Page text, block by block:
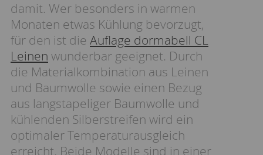
damit. Wer besonders in warmen
Monaten etwas Kühlung bevorzugt,
für den ist die Auflage dormabell CL
Leinen wunderbar geeignet. Durch
die Materialkombination aus Leinen
und Baumwolle sowie einen Bezug
aus langstapeliger Baumwolle und
kühlenden Silberstreifen wird ein
optimaler Temperaturausgleich
erreicht. Beide Modelle sind in einer